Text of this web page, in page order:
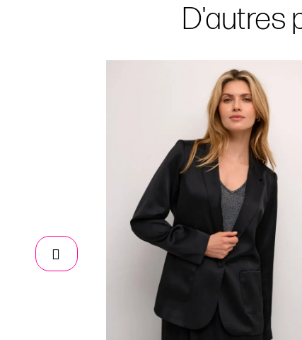
D'autres